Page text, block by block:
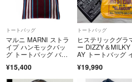
10000円〜 200円割引
割引き、同梱希望は必ず購入前にコメン
トートバッグ
マルニ MARNI ストラ
イプ ハンモックバッ
グ トートバッグ バー
¥15,400
トートバッグ
ヒステリックグラ
ー DIZZY＆
AY トートバッグ
ップ袋 紙袋 ラッピ
グ 巾着袋
¥19,990